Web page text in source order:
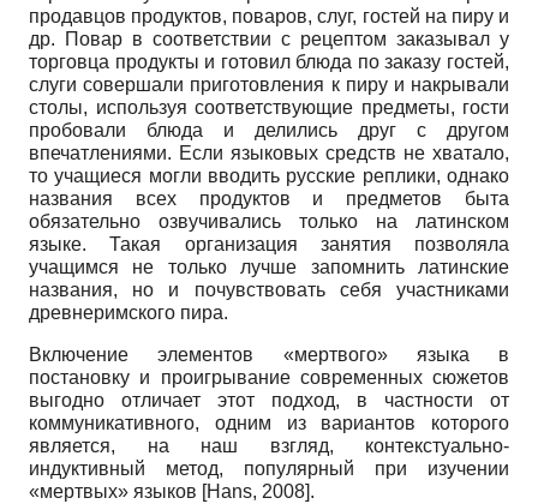
продавцов продуктов, поваров, слуг, гостей на пиру и
др. Повар в соответствии с рецептом заказывал у
торговца продукты и готовил блюда по заказу гостей,
слуги совершали приготовления к пиру и накрывали
столы, используя соответствующие предметы, гости
пробовали блюда и делились друг с другом
впечатлениями. Если языковых средств не хватало,
то учащиеся могли вводить русские реплики, однако
названия всех продуктов и предметов быта
обязательно озвучивались только на латинском
языке. Такая организация занятия позволяла
учащимся не только лучше запомнить латинские
названия, но и почувствовать себя участниками
древнеримского пира.
Включение элементов «мертвого» языка в
постановку и проигрывание современных сюжетов
выгодно отличает этот подход, в частности от
коммуникативного, одним из вариантов которого
является, на наш взгляд, контекстуально-
индуктивный метод, популярный при изучении
«мертвых» языков [Hans, 2008].